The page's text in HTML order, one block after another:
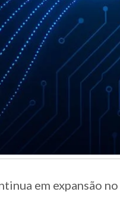
em expansão